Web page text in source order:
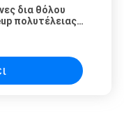
δια θόλου
πολυτέλειας